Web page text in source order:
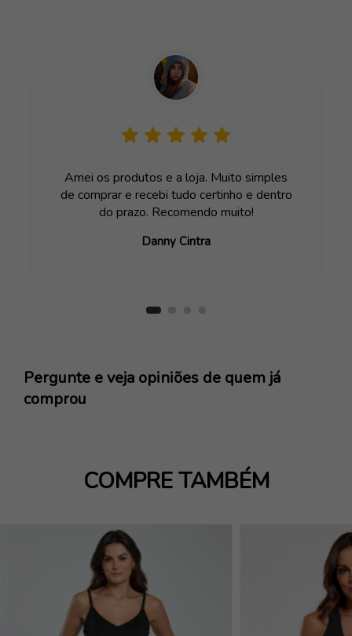
Amei os produtos e a loja. Muito simples
de comprar e recebi tudo certinho e dentro
do prazo. Recomendo muito!
Danny Cintra
Pergunte e veja opiniões de quem já
comprou
COMPRE TAMBÉM